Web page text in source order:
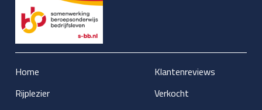
Home
Rijplezier
Klantenreviews
Verkocht